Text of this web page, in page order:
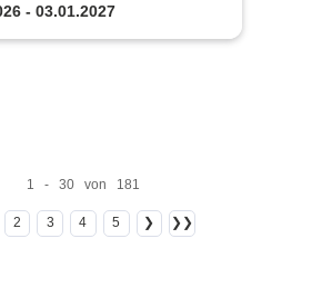
- 03.01.2027
1 - 30 von 181
2 3 4 5 ❯ ❯❯